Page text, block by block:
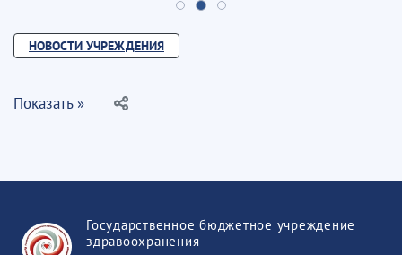
НОВОСТИ УЧРЕЖДЕНИЯ
Показать »
Государственное бюджетное учреждение
здравоохранения